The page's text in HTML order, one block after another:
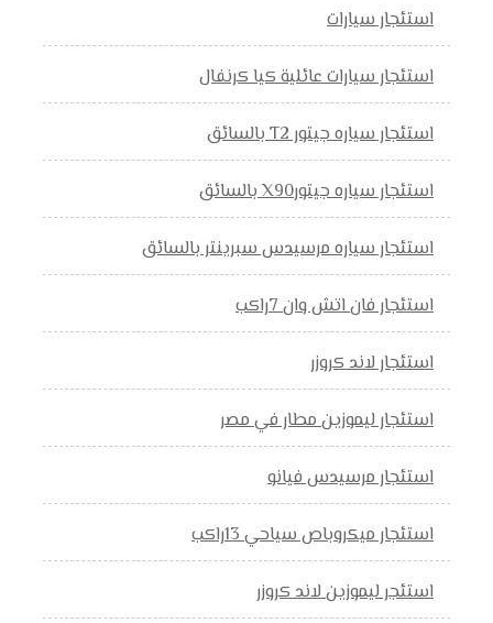
استئجار سيارات
استئجار سيارات عائلية كيا كرنفال
استئجار سياره جيتور T2 بالسائق
استئجار سياره جيتورX90 بالسائق
استئجار سياره مرسيدس سبرينتر بالسائق
استئجار فان اتش وان 7راكب
استئجار لاند كروزر
استئجار ليموزين مطار في مصر
استئجار مرسيدس فيانو
استئجار ميكروباص سياحي 13راكب
استئجر ليموزين لاند كروزر